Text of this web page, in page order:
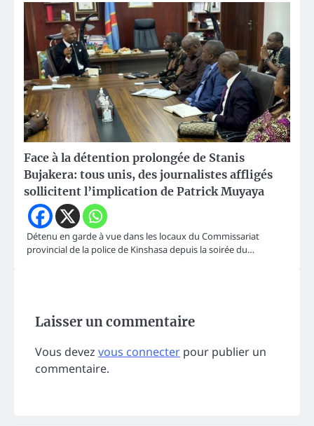
Face à la détention prolongée de Stanis
Bujakera: tous unis, des journalistes affligés
sollicitent l’implication de Patrick Muyaya
Détenu en garde à vue dans les locaux du Commissariat
provincial de la police de Kinshasa depuis la soirée du…
Laisser un commentaire
Vous devez vous connecter pour publier un
commentaire.